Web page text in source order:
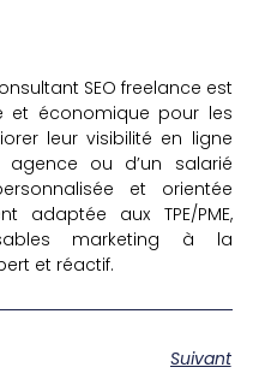
SEO freelance est
et économique pour les
leur visibilité en ligne
agence ou d’un salarié
et orientée
adaptée aux TPE/PME,
marketing à la
et réactif.
Suivant